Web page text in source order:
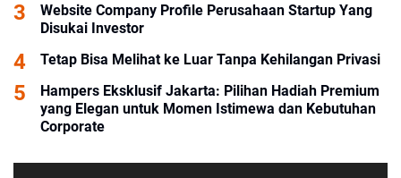
Website Company Profile Perusahaan Startup Yang
Disukai Investor
Tetap Bisa Melihat ke Luar Tanpa Kehilangan Privasi
Hampers Eksklusif Jakarta: Pilihan Hadiah Premium
yang Elegan untuk Momen Istimewa dan Kebutuhan
Corporate